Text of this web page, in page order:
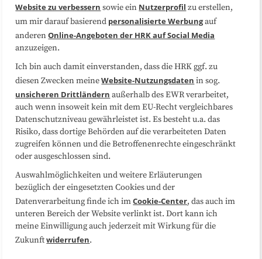
Datenschutzerklärung Impressum
Sitemap
Folgen Sie uns
Website zu verbessern sowie ein Nutzerprofil zu erstellen,
um mir darauf basierend personalisierte Werbungauf
anderenOnline-Angeboten der HRK auf Social Media
anzuzeigen.
Ich bin auch damit einverstanden, dass die HRK ggf. zu
diesen Zwecken meineWebsite-Nutzungsdaten in sog.
unsicheren Drittländern außerhalb des EWR verarbeitet,
auch wenn insoweit kein mit dem EU-Recht vergleichbares
Datenschutzniveau gewährleistet ist. Es besteht u.a. das
Risiko, dass dortige Behörden auf die verarbeiteten Daten
zugreifen können und die Betroffenenrechte eingeschränkt
oder ausgeschlossen sind.
Auswahlmöglichkeiten und weitere Erläuterungen
bezüglich der eingesetzten Cookies und der
Datenverarbeitung finde ich imCookie-Center, das auch im
unteren Bereich der Website verlinkt ist. Dort kann ich
meine Einwilligung auch jederzeit mit Wirkung für die
Zukunftwiderrufen.